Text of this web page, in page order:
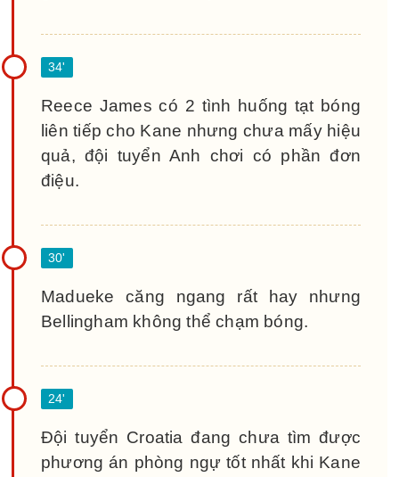
Reece James có 2 tình huống tạt bóng
liên tiếp cho Kane nhưng chưa mấy hiệu
quả, đội tuyển Anh chơi có phần đơn
điệu.
Madueke căng ngang rất hay nhưng
Bellingham không thể chạm bóng.
Đội tuyển Croatia đang chưa tìm được
phương án phòng ngự tốt nhất khi Kane